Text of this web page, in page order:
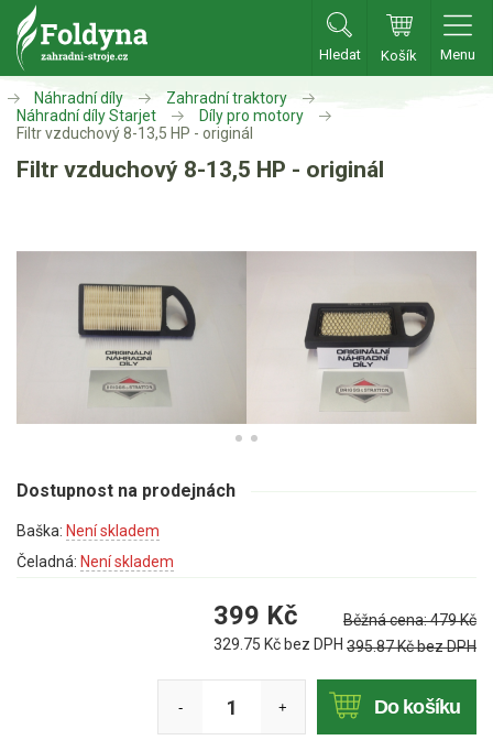
Hledat Košík Menu
Zahradní traktory
Příslušenství
Sekačky
Benzínové sekačky
Akumulátorové sekačky
Křovinořezy a vyžínače
Benzínové křovinořezy a vyžínače
Náhradní díly
Zahradní traktory
Náhradní díly Starjet
Díly pro motory
Filtr vzduchový 8-13,5 HP - originál
Filtr vzduchový 8-13,5 HP - originál
Dostupnost na prodejnách
Baška: Není skladem
Čeladná: Není skladem
399 Kč
329.75 Kč bez DPH
Běžná cena:479Kč
395.87Kč bez DPH
- + Do košíku